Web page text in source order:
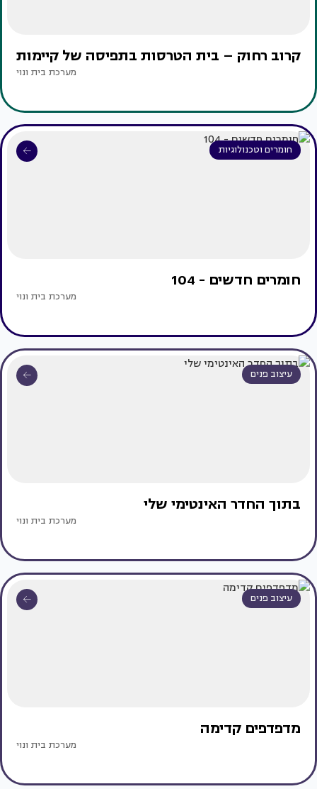
קרוב רחוק – בית הטרסות בתפיסה של קיימות
מערכת בית ונוי
חומרים וטכנולוגיות
חומרים חדשים - 104
מערכת בית ונוי
עיצוב פנים
בתוך החדר האינטימי שלי
מערכת בית ונוי
עיצוב פנים
מדפדפים קדימה
מערכת בית ונוי